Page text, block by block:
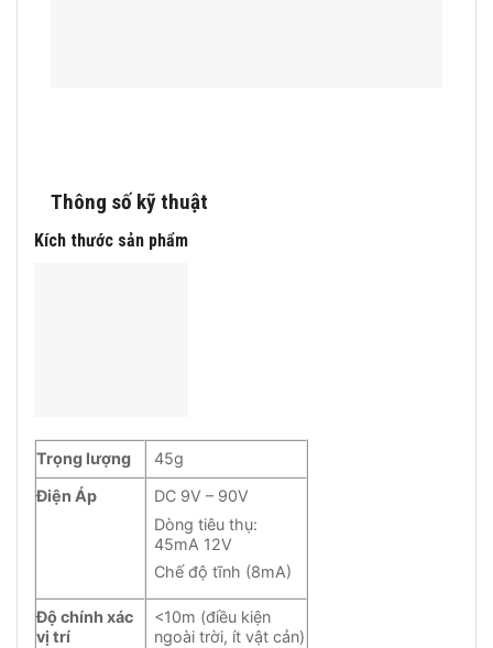
Thông số kỹ thuật
Kích thước sản phẩm
Trọng lượng
45g
Điện Áp
DC 9V – 90V
Dòng tiêu thụ:
45mA 12V
Chế độ tĩnh (8mA)
Độ chính xác
vị trí
<10m (điều kiện
ngoài trời, ít vật cản)